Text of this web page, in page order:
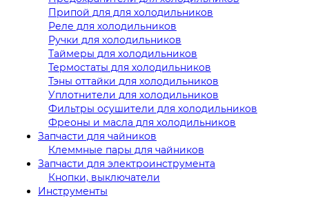
Припой для для холодильников
Реле для холодильников
Ручки для холодильников
Таймеры для холодильников
Термостаты для холодильников
Тэны оттайки для холодильников
Уплотнители для холодильников
Фильтры осушители для холодильников
Фреоны и масла для холодильников
Запчасти для чайников
Клеммные пары для чайников
Запчасти для электроинструмента
Кнопки, выключатели
Инструменты